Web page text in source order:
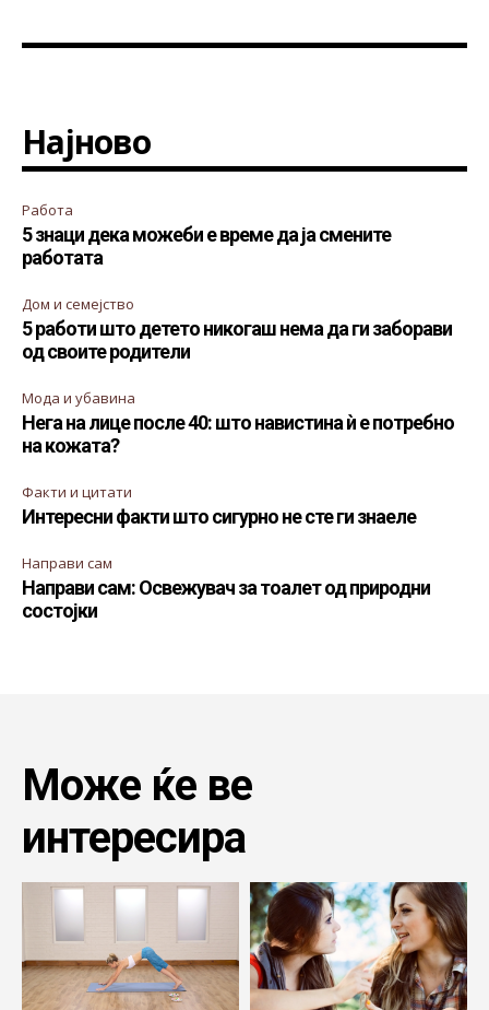
Најново
Работа
5 знаци дека можеби е време да ја смените
работата
Дом и семејство
5 работи што детето никогаш нема да ги заборави
од своите родители
Мода и убавина
Нега на лице после 40: што навистина ѝ е потребно
на кожата?
Факти и цитати
Интересни факти што сигурно не сте ги знаеле
Направи сам
Направи сам: Освежувач за тоалет од природни
состојки
Може ќе ве
интересира